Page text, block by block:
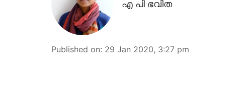
എ പി ഭവിത
Published on: 29 Jan 2020, 3:27 pm